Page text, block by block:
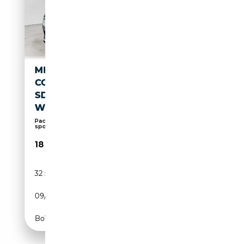
MINI COOPER SD
COUNTRYMAN COUNTRYMAN
SD ALL4 JOHN COOPER
WORKS P LED NAVI
Pack Sport, Système de navigation, 4x4, Sièges
spo...
18 900€
32 500 km
09/2020
Boîte automatique